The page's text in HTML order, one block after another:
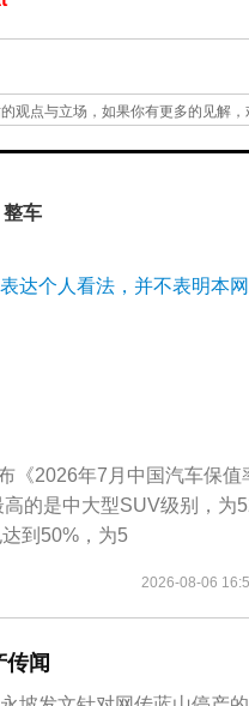
观点与立场，如果你有更多的见解
整车
达个人看法，并不表明本
《2026年7月中国汽车保值
的是中大型SUV级别，为
到50%，为5
2026-08-06
闻